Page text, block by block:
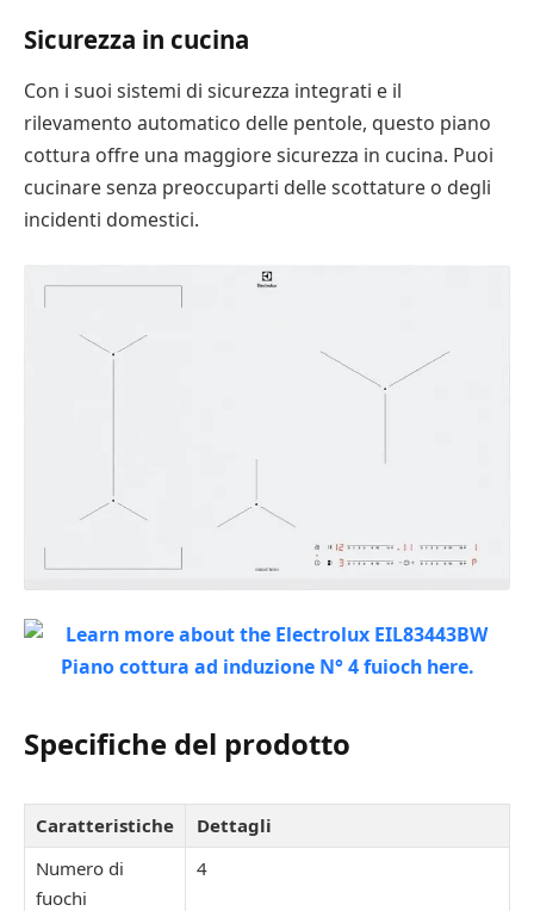
Sicurezza in cucina
Con i suoi sistemi di sicurezza integrati e il
rilevamento automatico delle pentole, questo piano
cottura offre una maggiore sicurezza in cucina. Puoi
cucinare senza preoccuparti delle scottature o degli
incidenti domestici.
Specifiche del prodotto
Caratteristiche
Dettagli
Numero di
fuochi
4